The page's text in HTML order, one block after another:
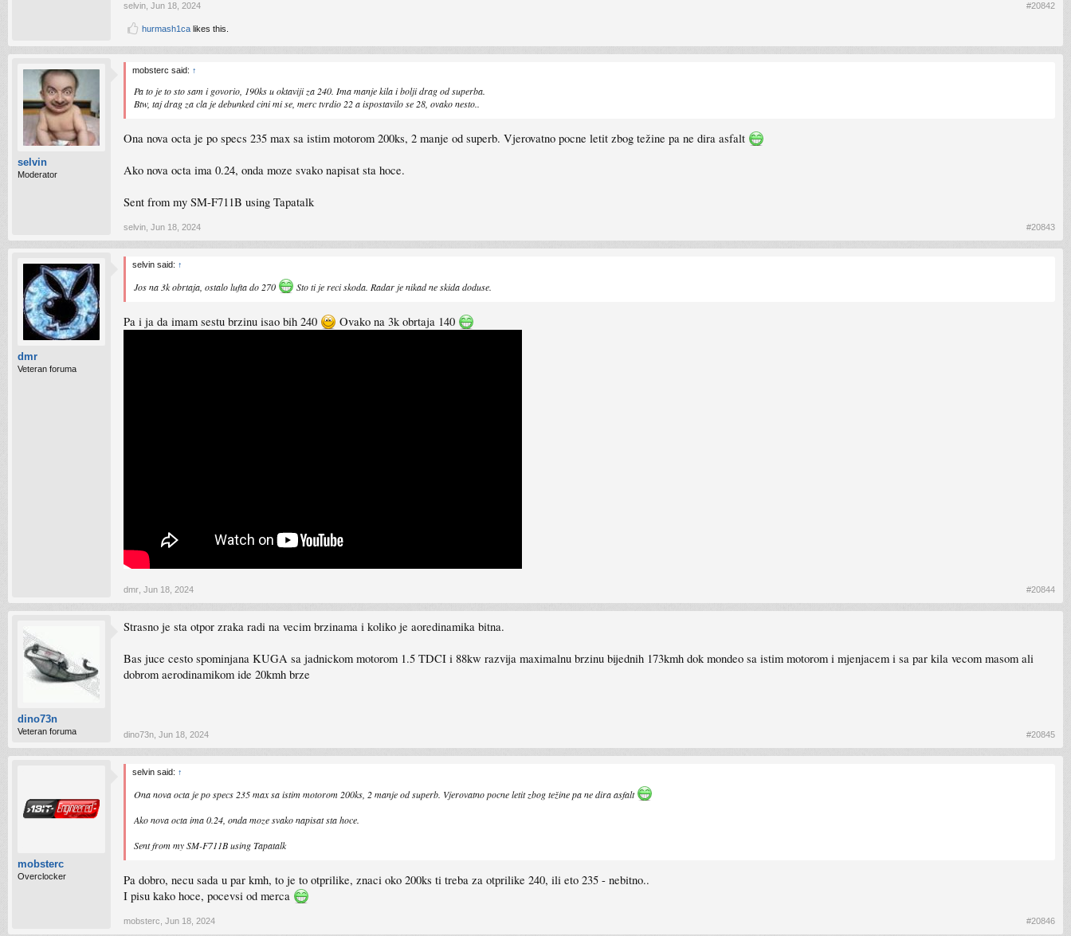
selvin Jun 18, 2024 #20842
hurmash1ca likes this.
selvin
Moderator
mobsterc said: ↑
Pa to je to sto sam i govorio, 190ks u oktaviji za 240. Ima manje kila i bolji drag od superba.
Btw, taj drag za cla je debunked cini mi se, merc tvrdio 22 a ispostavilo se 28, ovako nesto..
Ona nova octa je po specs 235 max sa istim motorom 200ks, 2 manje od superb. Vjerovatno pocne letit zbog težine pa ne dira asfalt
Ako nova octa ima 0.24, onda moze svako napisat sta hoce.
Sent from my SM-F711B using Tapatalk
selvin Jun 18, 2024 #20843
dmr
Veteran foruma
selvin said: ↑
Jos na 3k obrtaja, ostalo lufta do 270 Sto ti je reci skoda. Radar je nikad ne skida doduse.
Pa i ja da imam sestu brzinu isao bih 240 Ovako na 3k obrtaja 140
dmr Jun 18, 2024 #20844
dino73n
Veteran foruma
Strasno je sta otpor zraka radi na vecim brzinama i koliko je aoredinamika bitna.
Bas juce cesto spominjana KUGA sa jadnickom motorom 1.5 TDCI i 88kw razvija maximalnu brzinu bijednih 173kmh dok mondeo sa istim motorom i mjenjacem i sa par kila vecom masom ali
dobrom aerodinamikom ide 20kmh brze
dino73n Jun 18, 2024 #20845
mobsterc
Overclocker
selvin said: ↑
Ona nova octa je po specs 235 max sa istim motorom 200ks, 2 manje od superb. Vjerovatno pocne letit zbog težine pa ne dira asfalt
Ako nova octa ima 0.24, onda moze svako napisat sta hoce.
Sent from my SM-F711B using Tapatalk
Pa dobro, necu sada u par kmh, to je to otprilike, znaci oko 200ks ti treba za otprilike 240, ili eto 235 - nebitno..
I pisu kako hoce, pocevsi od merca
mobsterc Jun 18, 2024 #20846